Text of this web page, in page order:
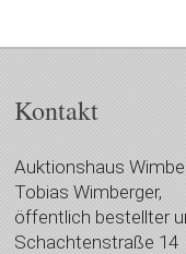
Kontakt
Auktionshaus
Tobias Wimberger,
öffentlich bestellter
Schachtenstraße 14